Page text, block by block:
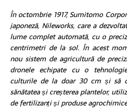
În octombrie 1917, Sumitomo
japoneză, Nileworks, care a
lume complet automată, cu o
centrimetri de la sol. În acest
nou sistem de agricultură de
dronele echipate cu o
culturile de la doar 30 cm și să
sănătatea și creșterea plantelor,
de fertilizanți și produse